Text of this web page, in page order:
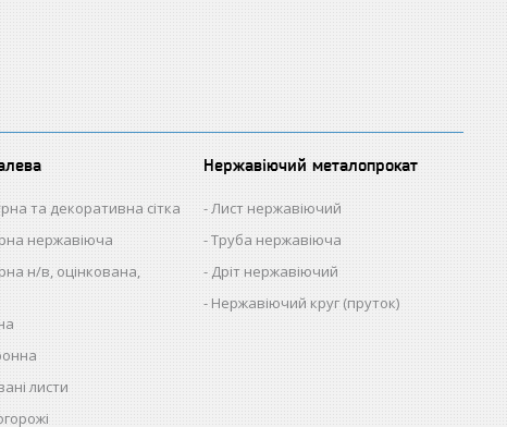
та декоративна сітка
нержавіюча
н/в, оцінкована,
листи
Нержавіючий металопрокат
Лист нержавіючий
Труба нержавіюча
Дріт нержавіючий
Нержавіючий круг (пруток)